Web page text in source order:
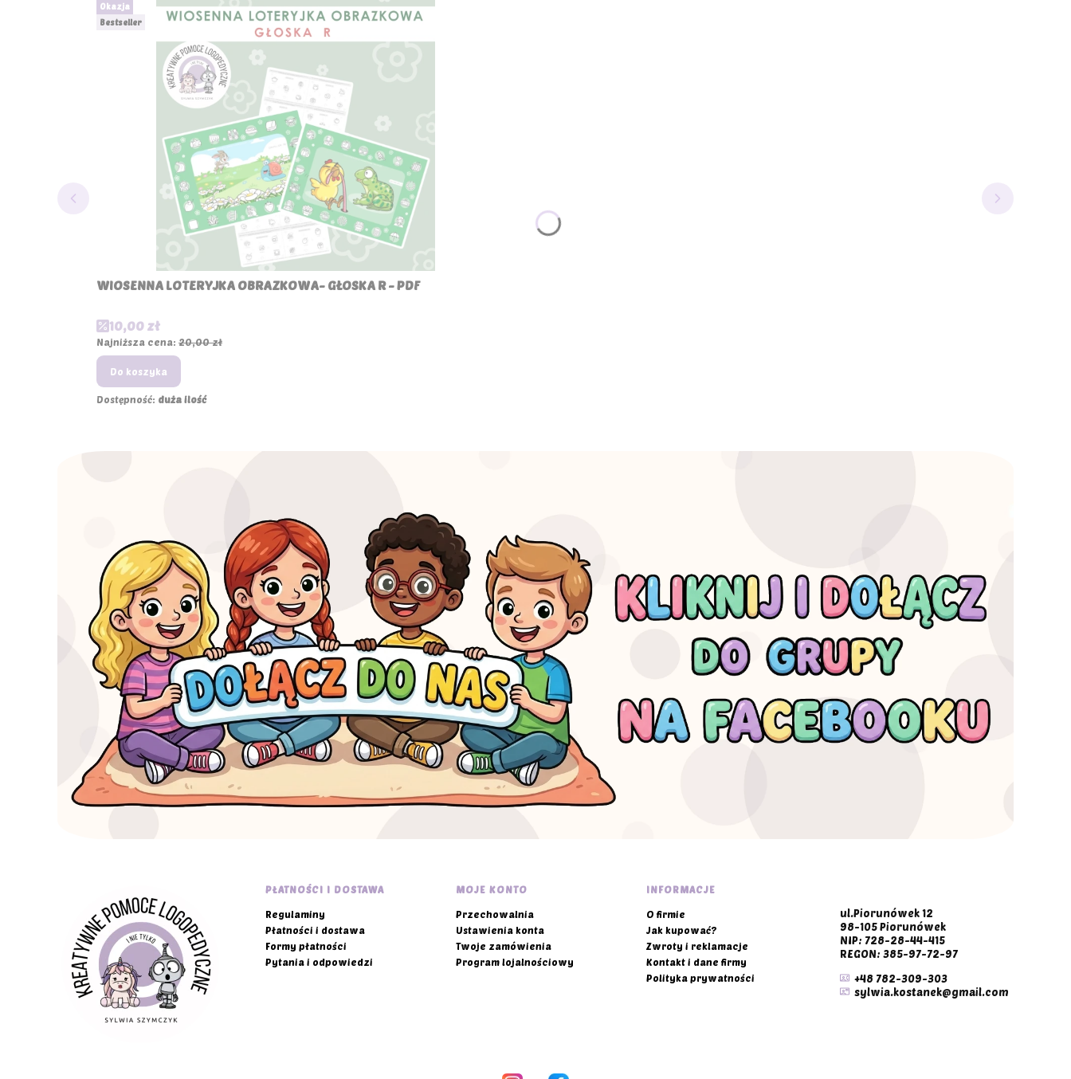
Okazja
Bestseller
WIOSENNA LOTERYJKA OBRAZKOWA- GŁOSKA R - PDF
Cena promocyjna
10,00 zł
Najniższa cena: 20,00 zł
Do koszyka
Dostępność: duża ilość
Linki w stopce
PŁATNOŚCI I DOSTAWA
Regulaminy
Płatności i dostawa
Formy płatności
Pytania i odpowiedzi
MOJE KONTO
Przechowalnia
Ustawienia konta
Twoje zamówienia
Program lojalnościowy
INFORMACJE
O firmie
Jak kupować?
Zwroty i reklamacje
Kontakt i dane firmy
Polityka prywatności
ul.Piorunówek 12
98-105 Piorunówek
NIP: 728-28-44-415
REGON: 385-97-72-97
+48 782-309-303
sylwia.kostanek@gmail.com